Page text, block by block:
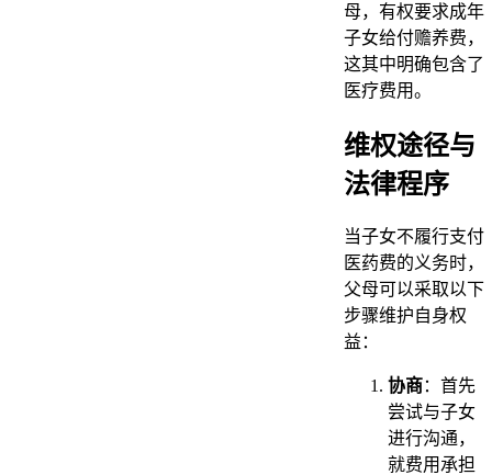
母，有权要求成年
子女给付赡养费，
这其中明确包含了
医疗费用。
维权途径与
法律程序
当子女不履行支付
医药费的义务时，
父母可以采取以下
步骤维护自身权
益：
协商：首先
尝试与子女
进行沟通，
就费用承担